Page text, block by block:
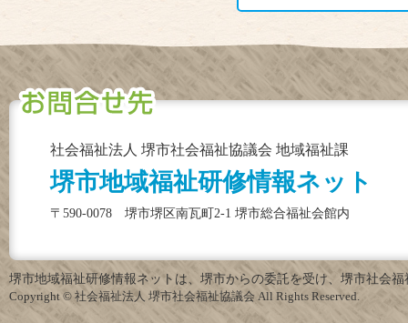
社会福祉法人 堺市社会福祉協議会 地域福祉課
堺市地域福祉研修情報ネット
〒590-0078 堺市堺区南瓦町2-1 堺市総合福祉会館内
堺市地域福祉研修情報ネットは、堺市からの委託を受け、堺市社会
Copyright © 社会福祉法人 堺市社会福祉協議会 All Rights Reserved.